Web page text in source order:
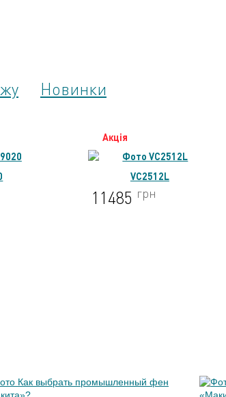
Новинки
Акція
HS7601
6479грн